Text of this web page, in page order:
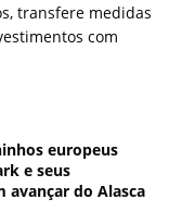
transfere medidas
com
europeus
e seus
avançar do Alasca